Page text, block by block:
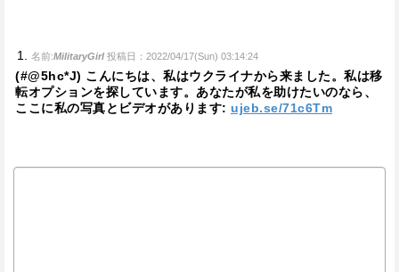
名前:MilitaryGirl 投稿日：2022/04/17(Sun) 03:14:24
(#@5hc*J) こんにちは、私はウクライナから来ました。私は移
転オプションを探しています。あなたが私を助けたいのなら、
ここに私の写真とビデオがあります: ujeb.se/71c6Tm